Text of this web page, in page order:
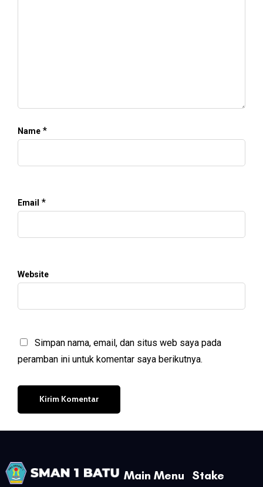
Name *
Email *
Website
Simpan nama, email, dan situs web saya pada
peramban ini untuk komentar saya berikutnya.
Main Menu Stake